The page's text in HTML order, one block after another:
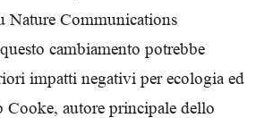
Nature Communications
cambiamento potrebbe
impatti negativi per ecologia ed
Cooke, autore principale dello